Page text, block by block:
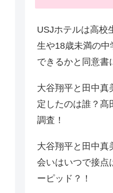
USJホテルは高校
生や18歳未満の
できるかと同意書
大谷翔平と田中真
定したのは誰？髙
調査！
大谷翔平と田中真
会いはいつで接点
ーピッド？！